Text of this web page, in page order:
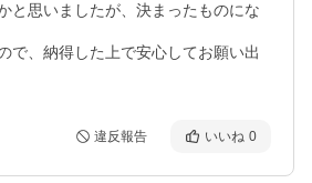
と思いましたが、決まったものにな
で、納得した上で安心してお願い出
違反報告 いいね 0